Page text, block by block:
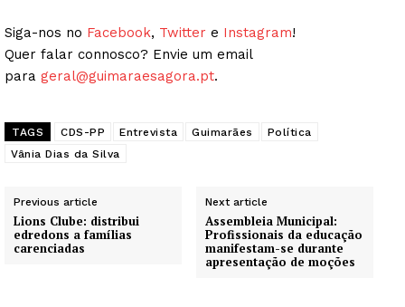
Siga-nos no Facebook, Twitter e Instagram!
Quer falar connosco? Envie um email
para geral@guimaraesagora.pt.
TAGS CDS-PP Entrevista Guimarães
Política
Vânia Dias da Silva
Previous article
Lions Clube: distribui
edredons a famílias
carenciadas
Next article
Assembleia Municipal:
Profissionais da educação
manifestam-se durante
apresentação de moções